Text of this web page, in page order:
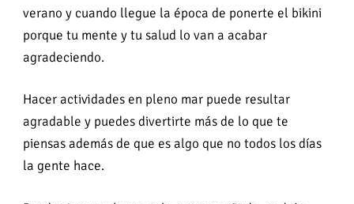
verano y cuando llegue la época de ponerte el bikini
porque tu mente y tu salud lo van a acabar
agradeciendo.
Hacer actividades en pleno mar puede resultar
agradable y puedes divertirte más de lo que te
piensas además de que es algo que no todos los días
la gente hace.